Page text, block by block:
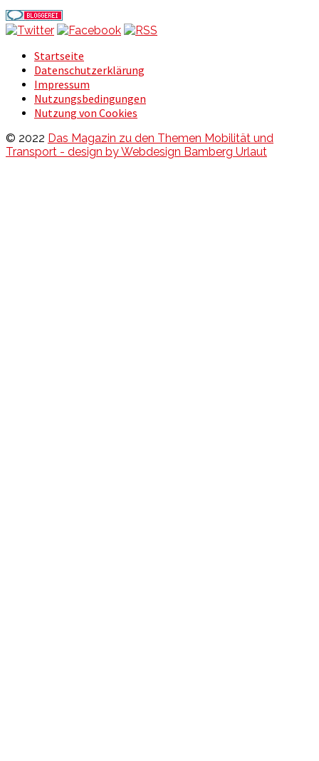
Startseite
Datenschutzerklärung
Impressum
Nutzungsbedingungen
Nutzung von Cookies
© 2022 Das Magazin zu den Themen Mobilität und
Transport - design by Webdesign Bamberg Urlaut